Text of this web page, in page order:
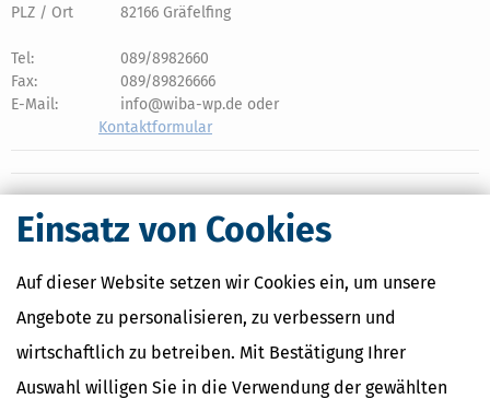
Einsatz von Cookies
Auf dieser Website setzen wir Cookies ein, um unsere
Angebote zu personalisieren, zu verbessern und
wirtschaftlich zu betreiben. Mit Bestätigung Ihrer
Auswahl willigen Sie in die Verwendung der gewählten
PLZ / Ort
82166 Gräfelfing
Tel:
089/8982660
Fax:
089/89826666
E-Mail:
info@wiba-wp.de oder
Kontaktformular